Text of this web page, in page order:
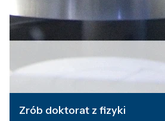
Zrób doktorat z fizyki